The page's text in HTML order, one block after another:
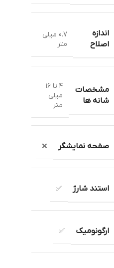
اندازه
اصلاح
0.7 میلی
متر
مشخصات
شانه ها
۴ تا ۱۶
میلی
متر
صفحه نمایشگر ❌
استند شارژ ✅
ارگونومیک ✅